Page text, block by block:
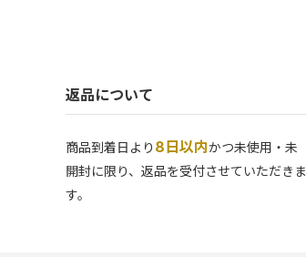
返品について
商品到着日より 8日以内かつ未使用・未
開封に限り、返品を受付させていただきま
す。